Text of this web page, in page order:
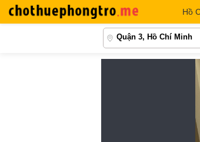
Hồ
Quận 3, Hồ Chí Minh